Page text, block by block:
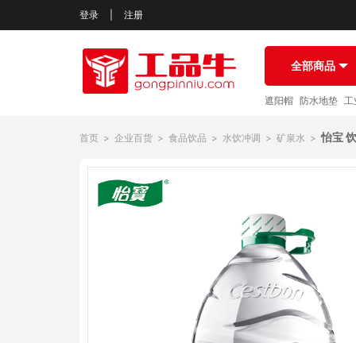
登录 注册
全部商品
遮阳帽 防水地垫 工
首页 > 企业百货 > 食品饮品 > 水饮冲调 > 矿泉水 > 怡宝